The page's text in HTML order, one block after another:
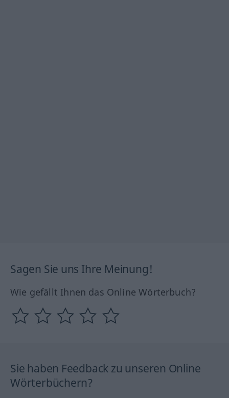
Sagen Sie uns Ihre Meinung!
Wie gefällt Ihnen das Online Wörterbuch?
Sie haben Feedback zu unseren Online
Wörterbüchern?